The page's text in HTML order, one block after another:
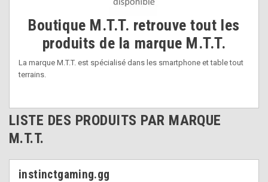
Boutique M.T.T. retrouve tout les
produits de la marque M.T.T.
La marque M.T.T. est spécialisé dans les smartphone et table tout
terrains.
LISTE DES PRODUITS PAR MARQUE
M.T.T.
instinctgaming.gg